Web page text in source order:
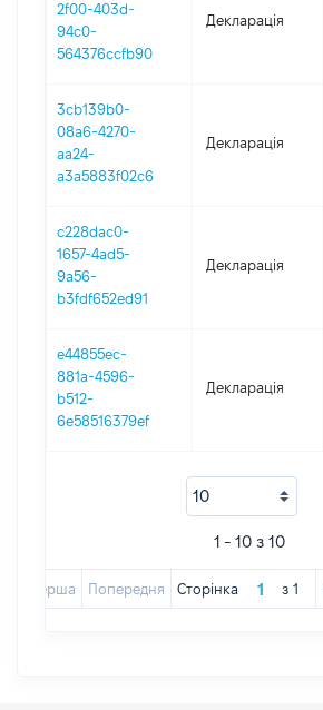
2f00-403d-
94c0-
564376ccfb90
Декларація
3cb139b0-
08a6-4270-
aa24-
a3a5883f02c6
Декларація
c228dac0-
1657-4ad5-
9a56-
b3fdf652ed91
Декларація
e44855ec-
881a-4596-
b512-
6e58516379ef
Декларація
1 - 10 з 10
Перша Попередня Сторінка з 1